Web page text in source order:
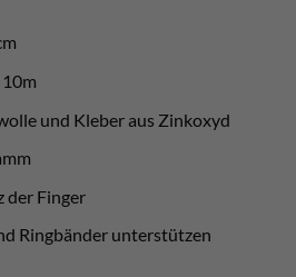
und Kleber aus Zinkoxyd
der Finger
Ringbänder unterstützen